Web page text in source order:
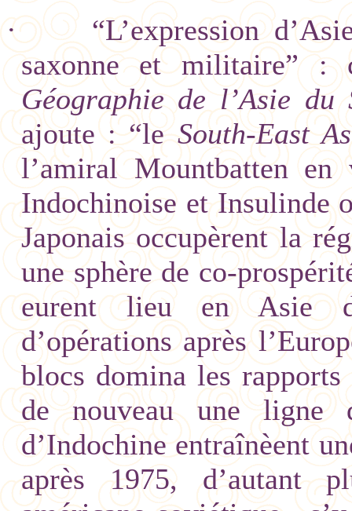
·
“L’expression
saxonne et militaire” :
Géographie de l’Asie du
ajoute : “leSouth-East
l’amiral Mountbatten
Indochinoise et Insulinde
Japonais occupèrent la
une sphère de co-
eurent lieu en Asie
d’opérations après
blocs domina les
de nouveau une ligne
d’Indochine entraînèent
après 1975, d’autant